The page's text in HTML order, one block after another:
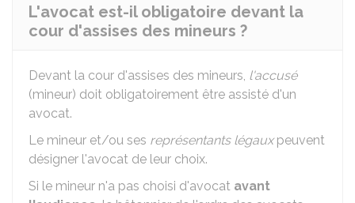
L'avocat est-il obligatoire devant la
cour d'assises des mineurs ?
Devant la cour d'assises des mineurs, l'accusé
(mineur) doit obligatoirement être assisté d'un
avocat.
Le mineur et/ou ses représentants légauxpeuvent
désigner l'avocat de leur choix.
Si le mineur n'a pas choisi d'avocat avant